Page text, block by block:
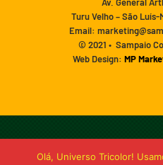
Turu Velho – São Luís-
Email:
© 2021 • Sampaio
Web Design: MP
Olá, Universo Tricolor!